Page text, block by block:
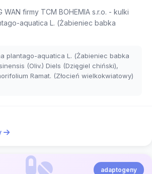
WAN firmy TCM BOHEMIA s.r.o. - kulki
aquatica L. (Żabieniec babka
plantago-aquatica L. (Żabieniec babka
(Oliv.) Diels (Dzięgiel chiński),
Ramat. (Złocień wielkokwiatowy)
adaptogeny